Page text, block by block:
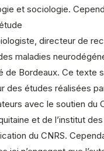
et sociologie.
directeur de
maladies
de Bordeaux. Ce texte
des études réalisées
avec le soutien du
et de l’institut
du CNRS.